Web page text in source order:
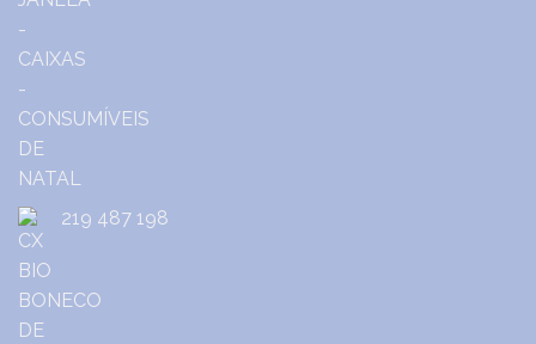
219 487 198